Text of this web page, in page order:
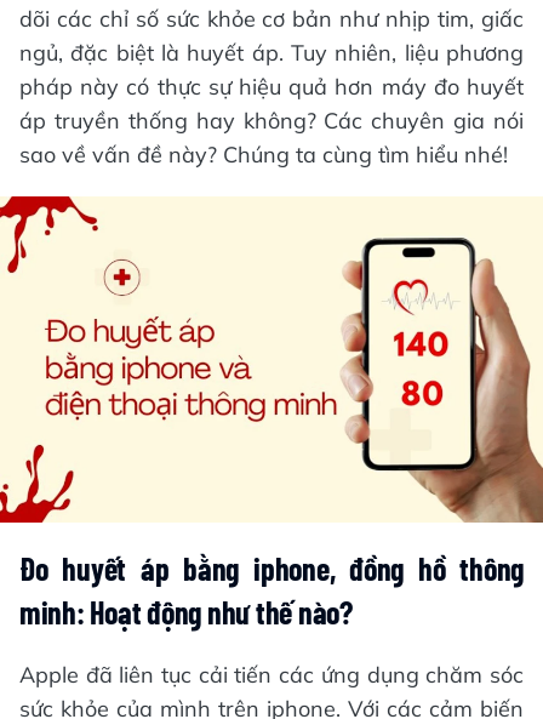
dõi các chỉ số sức khỏe cơ bản như nhịp tim, giấc
ngủ, đặc biệt là huyết áp. Tuy nhiên, liệu phương
pháp này có thực sự hiệu quả hơn máy đo huyết
áp truyền thống hay không? Các chuyên gia nói
sao về vấn đề này? Chúng ta cùng tìm hiểu nhé!
Đo huyết áp bằng iphone, đồng hồ thông
minh: Hoạt động như thế nào?
Apple đã liên tục cải tiến các ứng dụng chăm sóc
sức khỏe của mình trên iphone. Với các cảm biến